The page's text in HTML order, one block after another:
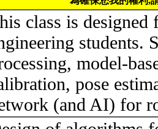
class is
students.
model-
pose
(and AI) for